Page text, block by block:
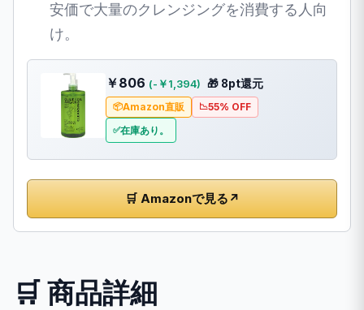
安価で大量のクレンジングを消費する人向
け。
￥806 (-￥1,394) 🎁 8pt還元
Amazon直販
55% OFF
在庫あり。
🛒 Amazonで見る ↗
🛒 商品詳細